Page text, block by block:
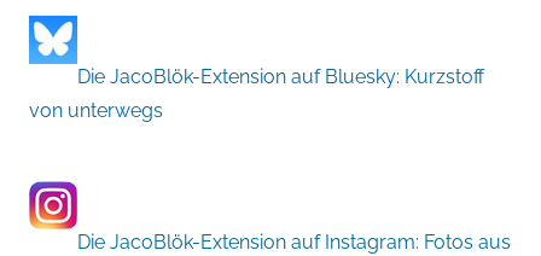
Die JacoBlök-Extension auf Bluesky: Kurzstoff
von unterwegs
Die JacoBlök-Extension auf Instagram: Fotos aus